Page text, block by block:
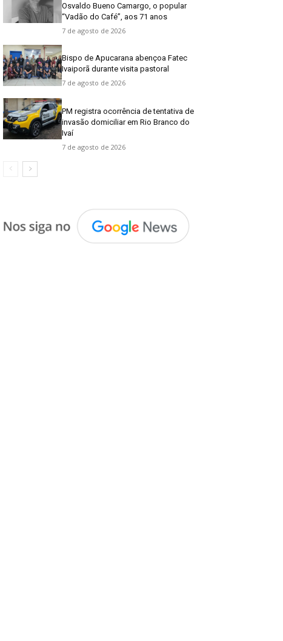
Osvaldo Bueno Camargo, o popular
“Vadão do Café”, aos 71 anos
7 de agosto de 2026
Bispo de Apucarana abençoa Fatec
Ivaiporã durante visita pastoral
7 de agosto de 2026
PM registra ocorrência de tentativa de
invasão domiciliar em Rio Branco do
Ivaí
7 de agosto de 2026